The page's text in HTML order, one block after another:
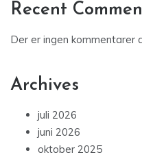
Recent
Der er ingen kommentarer
Archives
juli 2026
juni 2026
oktober 2025